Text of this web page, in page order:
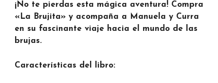
¡No te pierdas esta mágica aventura! Compra
«La Brujita» y acompaña a Manuela y Curra
en su fascinante viaje hacia el mundo de las
brujas.
Características del libro: